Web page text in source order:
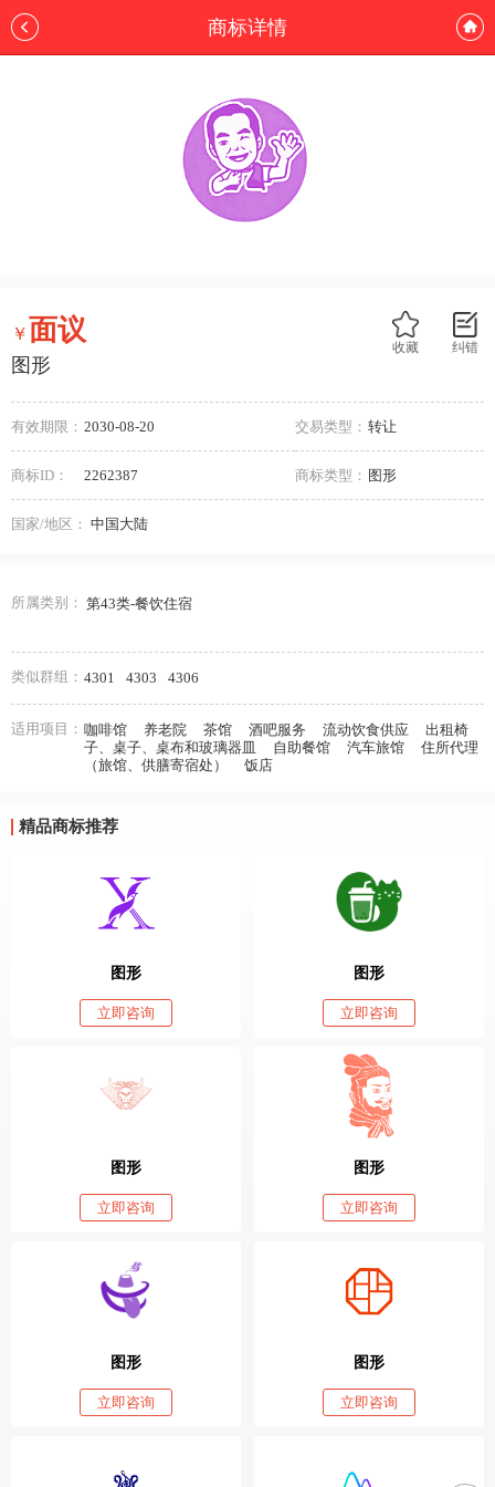
商标详情
纠错
收藏
￥面议
图形
有效期限： 2030-08-20 交易类型： 转让
商标ID： 2262387 商标类型： 图形
国家/地区： 中国大陆
所属类别： 第43类-餐饮住宿
类似群组： 4301 4303 4306
适用项目： 咖啡馆 养老院 茶馆 酒吧服务 流动饮食供应
出租椅
子、桌子、桌布和玻璃器皿
自助餐馆 汽车旅馆
住所代理
（旅馆、供膳寄宿处）
饭店
精品商标推荐
图形
立即咨询
图形
立即咨询
图形
立即咨询
图形
立即咨询
图形
立即咨询
图形
立即咨询